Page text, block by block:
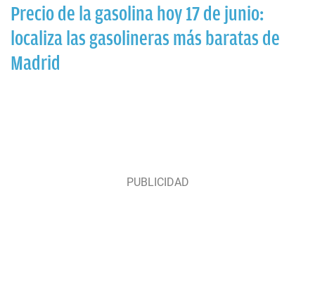
Precio de la gasolina hoy 17 de junio:
localiza las gasolineras más baratas de
Madrid